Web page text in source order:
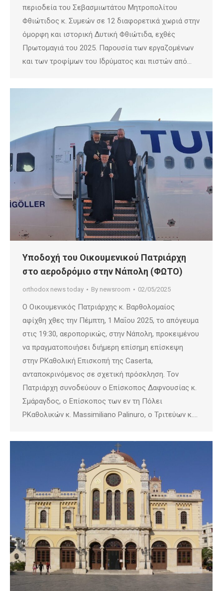
περιοδεία του Σεβασμιωτάτου Μητροπολίτου
Φθιώτιδος κ. Συμεών σε 12 διαφορετικά χωριά στην
όμορφη και ιστορική Δυτική Φθιώτιδα, εχθές
Πρωτομαγιά του 2025. Παρουσία των εργαζομένων
και των τροφίμων του Ιδρύματος και πιστών από…
Υποδοχή του Οικουμενικού Πατριάρχη
στο αεροδρόμιο στην Νάπολη (ΦΩΤΟ)
orthodox news today By newsroom 02/05/2025
Ο Οικουμενικός Πατριάρχης κ. Βαρθολομαίος
αφίχθη χθες την Πέμπτη, 1 Μαΐου 2025, το απόγευμα
στις 19:30, αεροπορικώς, στην Νάπολη, προκειμένου
να πραγματοποιήσει διήμερη επίσημη επίσκεψη
στην ΡΚαθολική Επισκοπή της Caserta,
ανταποκρινόμενος σε σχετική πρόσκληση. Τον
Πατριάρχη συνοδεύουν ο Επίσκοπος Δαφνουσίας κ.
Σμάραγδος, ο Επίσκοπος των εν τη Πόλει
ΡΚαθολικών κ. Massimiliano Palinuro, ο Τριτεύων κ.…